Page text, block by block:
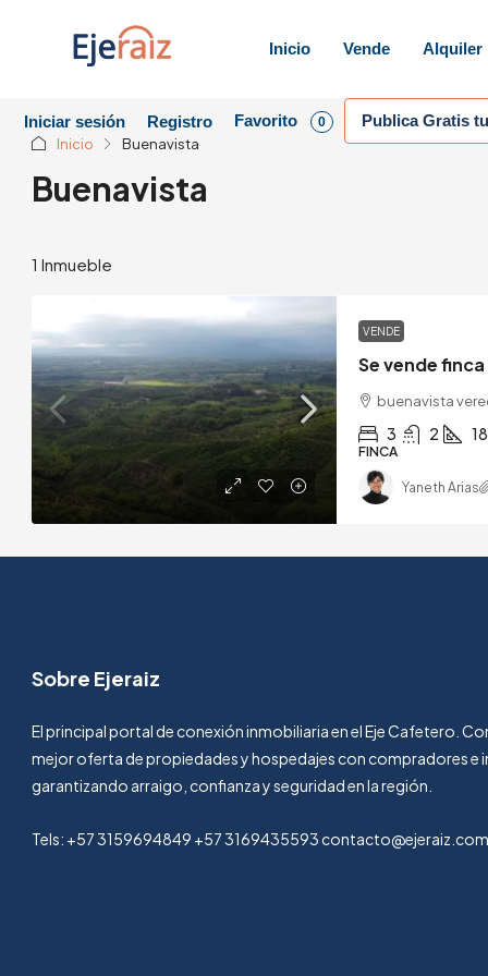
Inicio Vende Alquiler
Iniciar sesión Registro Favorito 0 Publica Gratis
Inicio Buenavista
Buenavista
1 Inmueble
VENDE
buenavista
3 2
FINCA
Yaneth Arias
Sobre Ejeraiz
El principal portal de conexión inmobiliaria en el Eje Cafetero.
mejor oferta de propiedades y hospedajes con compradores e
garantizando arraigo, confianza y seguridad en la región.
Tels: +57 3159694849 +57 3169435593